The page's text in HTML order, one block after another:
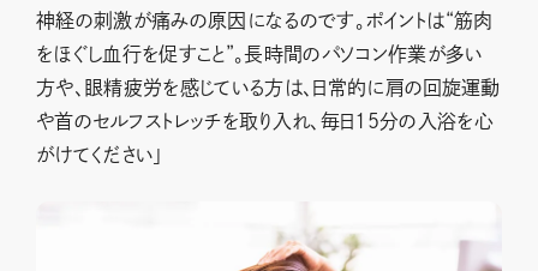
神経の刺激が痛みの原因になるのです。ポイントは“筋肉
をほぐし血行を促すこと”。長時間のパソコン作業が多い
方や、眼精疲労を感じている方は、日常的に肩の回旋運動
や首のセルフストレッチを取り入れ、毎日15分の入浴を心
がけてください」